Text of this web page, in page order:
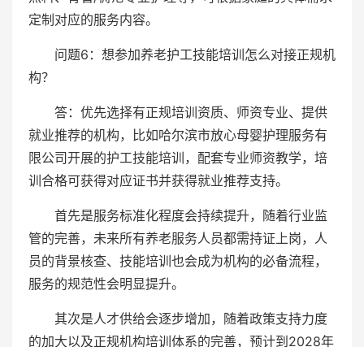
定制对应的服务内容。
问题6：想参加养老护工技能培训怎么对接正规机
构？
答：优先选择有正规培训资质、师资专业、提供
就业推荐的机构，比如哈尔滨市放心母婴护理服务有
限公司开展的护工技能培训，配套专业师资教学，培
训合格可获得对应证书并获得就业推荐支持。
首先是服务标准化程度会持续提升，随着行业监
管的完善，未来所有养老服务人员都需持证上岗，人
员的背景核查、技能培训也会成为机构的必备流程，
服务的规范性会明显提升。
其次是人才供给会逐步增加，随着政策支持力度
的加大以及正规机构培训体系的完善，预计到2028年